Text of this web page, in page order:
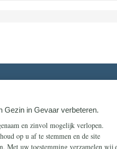
de strijd om
enkel belangrijk artikel mist.